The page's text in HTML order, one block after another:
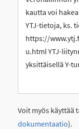
kautta voi
YTJ-tietoja, ks.
https://
u.html YTJ-
yksittäisellä Y-
Voit myös käyttää
dokumentaatio).